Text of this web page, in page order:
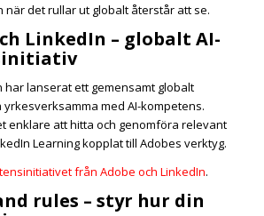
när det rullar ut globalt återstår att se.
LinkedIn – globalt AI-
har lanserat ett gemensamt globalt
med AI-kompetens.
enklare att hitta och genomföra relevant
Learning kopplat till Adobes verktyg.
från Adobe och LinkedIn.
rules – styr hur din